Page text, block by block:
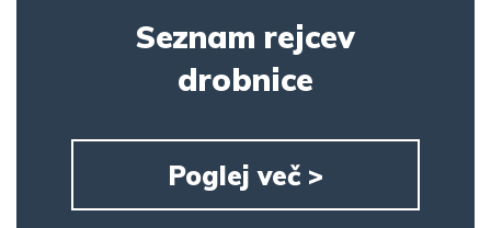
Seznam rejcev
drobnice
Poglej več >